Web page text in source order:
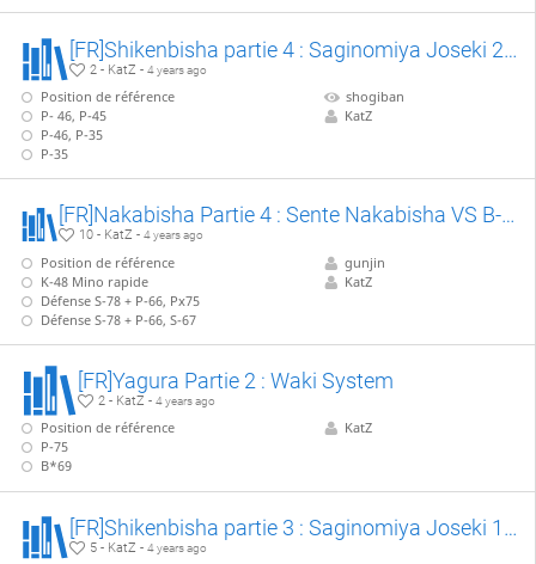
[FR]Shikenbisha partie 4 : Saginomiya Joseki 2/2, VS S-32
2 - KatZ - 4 years ago
Position de référence
P- 46, P-45
P-46, P-35
P-35
shogiban
KatZ
[FR]Nakabisha Partie 4 : Sente Nakabisha VS B-13, partie 1/3 : P-55 anticipé
10 - KatZ - 4 years ago
Position de référence
K-48 Mino rapide
Défense S-78 + P-66, Px75
Défense S-78 + P-66, S-67
gunjin
KatZ
[FR]Yagura Partie 2 : Waki System
2 - KatZ -4 years ago
Position de référence
P-75
B*69
KatZ
[FR]Shikenbisha partie 3 : Saginomiya Joseki 1/2, VS S-43
5 - KatZ - 4 years ago